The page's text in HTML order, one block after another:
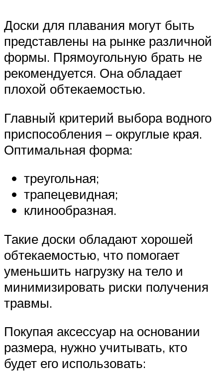
Доски для плавания могут быть
представлены на рынке различной
формы. Прямоугольную брать не
рекомендуется. Она обладает
плохой обтекаемостью.
Главный критерий выбора водного
приспособления – округлые края.
Оптимальная форма:
треугольная;
трапецевидная;
клинообразная.
Такие доски обладают хорошей
обтекаемостью, что помогает
уменьшить нагрузку на тело и
минимизировать риски получения
травмы.
Покупая аксессуар на основании
размера, нужно учитывать, кто
будет его использовать: